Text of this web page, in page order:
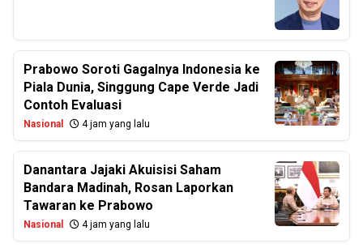
Prabowo Soroti Gagalnya Indonesia ke
Piala Dunia, Singgung Cape Verde Jadi
Contoh Evaluasi
Nasional 4 jam yang lalu
Danantara Jajaki Akuisisi Saham
Bandara Madinah, Rosan Laporkan
Tawaran ke Prabowo
Nasional 4 jam yang lalu